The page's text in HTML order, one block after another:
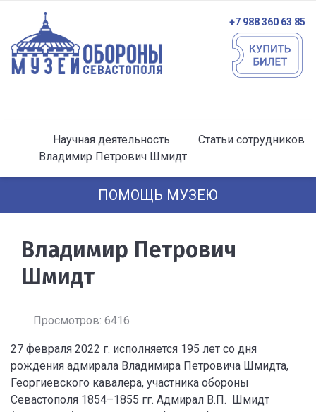
+7 988 360 63 85
Научная деятельность
Статьи сотрудников
Владимир Петрович Шмидт
ПОМОЩЬ МУЗЕЮ
Владимир Петрович
Шмидт
Просмотров: 6416
27 февраля 2022 г. исполняется 195 лет со дня
рождения адмирала Владимира Петровича Шмидта,
Георгиевского кавалера, участника обороны
Севастополя 1854–1855 гг. Адмирал В.П. Шмидт